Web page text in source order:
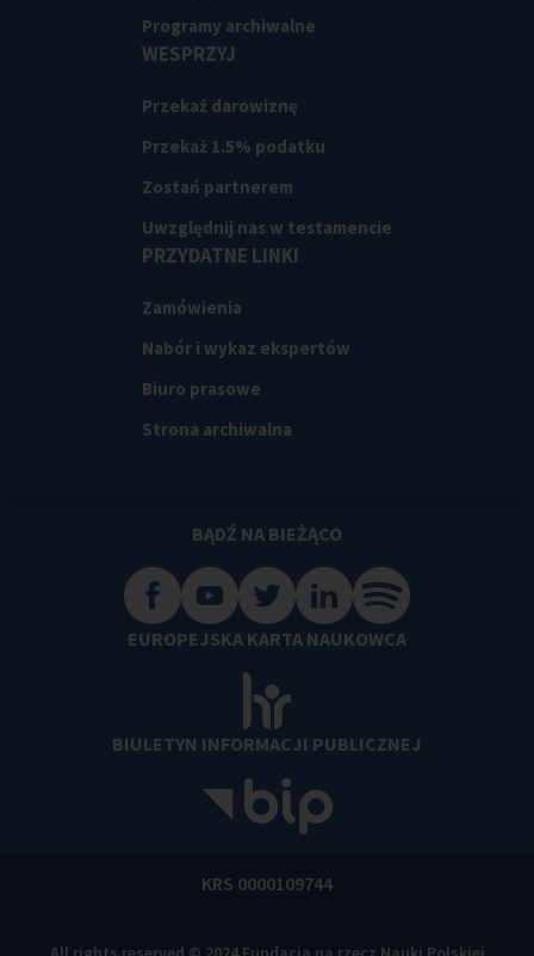
Programy archiwalne
WESPRZYJ
Przekaż darowiznę
Przekaż 1.5% podatku
Zostań partnerem
Uwzględnij nas w testamencie
PRZYDATNE LINKI
Zamówienia
Nabór i wykaz ekspertów
Biuro prasowe
Strona archiwalna
BĄDŹ NA BIEŻĄCO
EUROPEJSKA KARTA NAUKOWCA
BIULETYN INFORMACJI PUBLICZNEJ
KRS 0000109744